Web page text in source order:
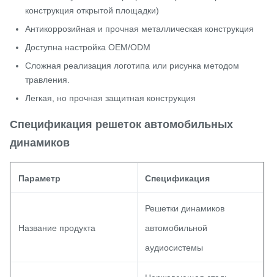
конструкция открытой площадки)
Антикоррозийная и прочная металлическая конструкция
Доступна настройка OEM/ODM
Сложная реализация логотипа или рисунка методом
травления.
Легкая, но прочная защитная конструкция
Спецификация решеток автомобильных
динамиков
Параметр Спецификация
Название продукта
Решетки динамиков
автомобильной
аудиосистемы